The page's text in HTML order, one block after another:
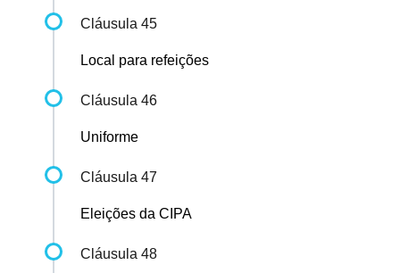
Cláusula 45
Local para refeições
Cláusula 46
Uniforme
Cláusula 47
Eleições da CIPA
Cláusula 48